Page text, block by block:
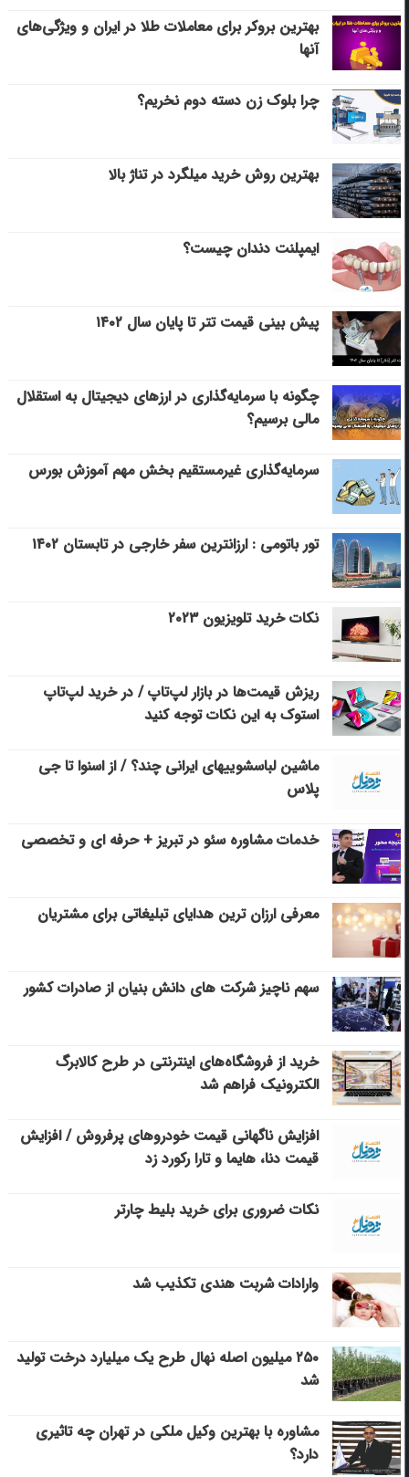
بهترین بروکر برای معاملات طلا در ایران و ویژگی‌های
آنها
چرا بلوک زن دسته دوم نخریم؟
بهترین روش خرید میلگرد در تناژ بالا
ایمپلنت دندان چیست؟
پیش بینی قیمت تتر تا پایان سال ۱۴۰۲
چگونه با سرمایه‌گذاری در ارزهای دیجیتال به استقلال
مالی برسیم؟
سرمایه‌گذاری غیرمستقیم بخش مهم آموزش بورس
تور باتومی : ارزانترین سفر خارجی در تابستان ۱۴۰۲
نکات خرید تلویزیون ۲۰۲۳
ریزش قیمت‌ها در بازار لپ‌تاپ / در خرید لپ‌تاپ
استوک به این نکات توجه کنید
ماشین لباسشویی‎های ایرانی چند؟ / از اسنوا تا جی
پلاس
خدمات مشاوره سئو در تبریز + حرفه ای و تخصصی
معرفی ارزان ترین هدایای تبلیغاتی برای مشتریان
سهم ناچیز شرکت های دانش بنیان از صادرات کشور
خرید از فروشگاه‌های اینترنتی در طرح کالابرگ
الکترونیک فراهم شد
افزایش ناگهانی قیمت خودروهای پرفروش / افزایش
قیمت دنا، هایما و تارا رکورد زد
نکات ضروری برای خرید بلیط چارتر
وارادات شربت هندی تکذیب شد
۲۵۰ میلیون اصله نهال طرح یک میلیارد درخت تولید
شد
مشاوره با بهترین وکیل ملکی در تهران چه تاثیری
دارد؟